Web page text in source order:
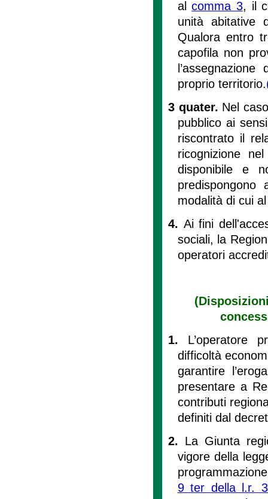
alcomma 3, il
unità abitative
Qualora entro
capofila non
proprio territorio.
3 quater. Nel
pubblico ai
riscontrato il
ricognizione
disponibile e
predispongono
modalità di cui
4. Ai fini
sociali, la
operatori
1. L’operatore
difficoltà
garantire
presentare a
contributi
definiti dal
2. La Giunta
vigore della
9 ter della l.r.